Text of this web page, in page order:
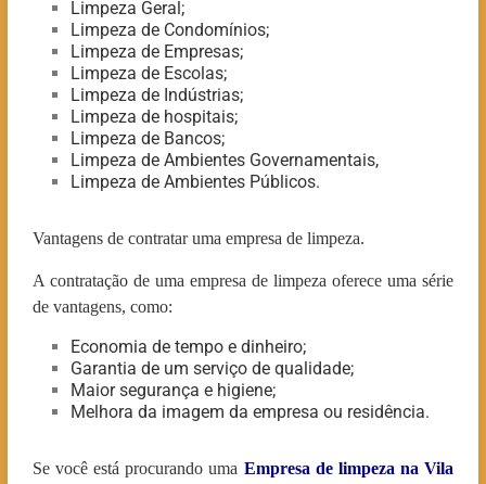
Limpeza Geral;
Limpeza de Condomínios;
Limpeza de Empresas;
Limpeza de Escolas;
Limpeza de Indústrias;
Limpeza de hospitais;
Limpeza de Bancos;
Limpeza de Ambientes Governamentais,
Limpeza de Ambientes Públicos.
Vantagens de contratar uma empresa de limpeza.
A contratação de uma empresa de limpeza oferece uma série
de vantagens, como:
Economia de tempo e dinheiro;
Garantia de um serviço de qualidade;
Maior segurança e higiene;
Melhora da imagem da empresa ou residência.
Se você está procurando uma Empresa de limpeza na Vila